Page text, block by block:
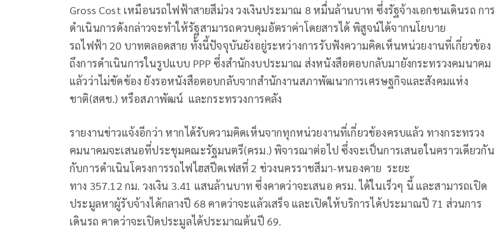
Gross Cost เหมือนรถไฟฟ้าสายสีม่วง วงเงินประมาณ 8 หมื่นล้านบาท ซึ่งรัฐจ้างเอกชนเดินรถ การ
ดำเนินการดังกล่าวจะทำให้รัฐสามารถควบคุมอัตราค่าโดยสารได้ พิสูจน์ได้จากนโยบาย
รถไฟฟ้า 20 บาทตลอดสาย ทั้งนี้ปัจจุบันยังอยู่ระหว่างการรับฟังความคิดเห็นหน่วยงานที่เกี่ยวข้อง
ถึงการดำเนินการในรูปแบบ PPP ซึ่งสำนักงบประมาณ ส่งหนังสือตอบกลับมายังกระทรวงคมนาคม
แล้วว่าไม่ขัดข้อง ยังรอหนังสือตอบกลับจากสำนักงานสภาพัฒนาการเศรษฐกิจและสังคมแห่ง
ชาติ(สศช.) หรือสภาพัฒน์ และกระทรวงการคลัง
รายงานข่าวแจ้งอีกว่า หากได้รับความคิดเห็นจากทุกหน่วยงานที่เกี่ยวข้องครบแล้ว ทางกระทรวง
คมนาคมจะเสนอที่ประชุมคณะรัฐมนตรี(ครม.) พิจารณาต่อไป ซึ่งจะเป็นการเสนอในคราวเดียวกัน
กับการดำเนินโครงการรถไฟไฮสปีดเฟสที่ 2 ช่วงนครราชสีมา-หนองคาย ระยะ
ทาง 357.12 กม. วงเงิน 3.41 แสนล้านบาท ซึ่งคาดว่าจะเสนอ ครม. ได้ในเร็วๆ นี้ และสามารถเปิด
ประมูลหาผู้รับจ้างได้กลางปี 68 คาดว่าจะแล้วเสร็จ และเปิดให้บริการได้ประมาณปี 71 ส่วนการ
เดินรถ คาดว่าจะเปิดประมูลได้ประมาณต้นปี 69.